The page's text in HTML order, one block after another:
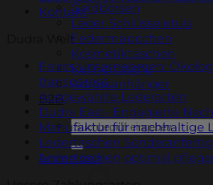
Geldbörsen
Leder Schlüsseletuis
Federmäppchen
Kosmetiktaschen
Kellnertasche
Adressanhänger
B2B
Suchen
nach:
Anmelden
Kontakt
Dudra Welt
Faires Unternehmen:
transparent
Ausgewählte Lederarten
Dudra East- Engagierte
Manufaktur für nachhaltige
Ledertaschen
Ledertaschen optimal